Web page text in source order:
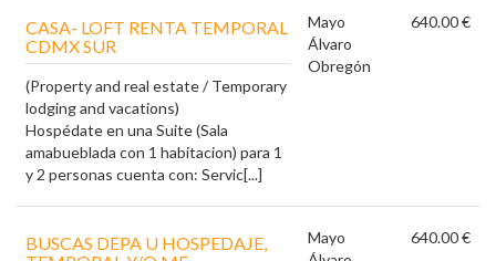
CASA- LOFT RENTA TEMPORAL
CDMX SUR
(Property and real estate / Temporary
lodging and vacations)
Hospédate en una Suite (Sala
amabueblada con 1 habitacion) para 1
y 2 personas cuenta con: Servic[...]
Mayo
Álvaro
Obregón
640.00 €
BUSCAS DEPA U HOSPEDAJE,
Mayo
640.00 €